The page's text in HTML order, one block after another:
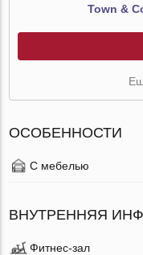
Town &
ОСОБЕННОСТИ
С мебелью
ВНУТРЕННЯЯ
Фитнес-зал